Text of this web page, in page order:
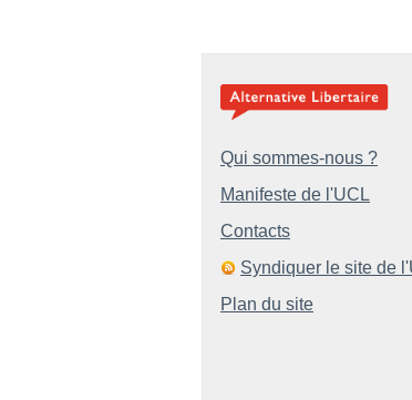
Qui sommes-nous ?
Manifeste de l'UCL
Contacts
Syndiquer le site de
Plan du site